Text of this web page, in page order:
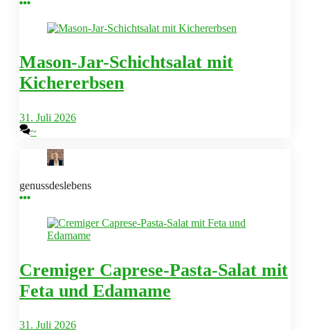
Mason-Jar-Schichtsalat mit
Kichererbsen
31. Juli 2026
~
genussdeslebens
Cremiger Caprese-Pasta-Salat mit
Feta und Edamame
31. Juli 2026